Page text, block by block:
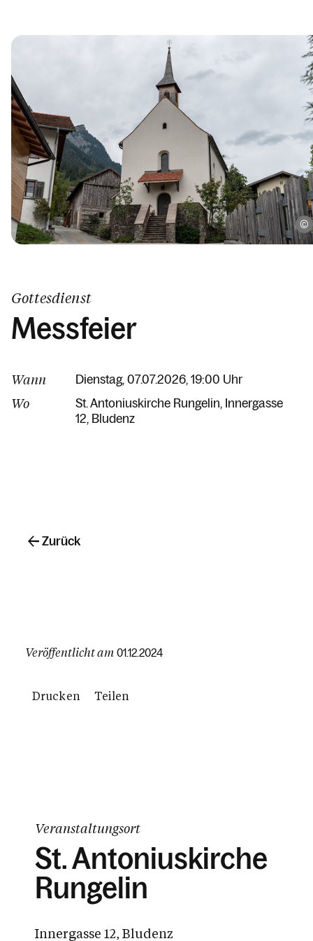
Gottesdienst
Messfeier
Wann Dienstag, 07.07.2026, 19:00 Uhr
Wo St. Antoniuskirche Rungelin
Innergasse
12 Bludenz
Veröffentlicht am 01.12.2024
Drucken Teilen
Zurück
Veranstaltungsort
St. Antoniuskirche
Rungelin
Innergasse 12, Bludenz